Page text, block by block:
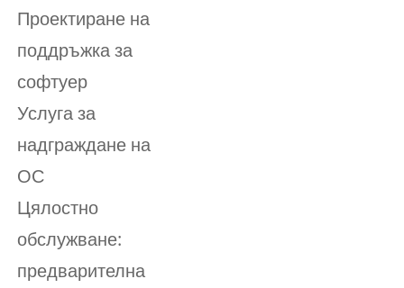
Проектиране на
поддръжка за
софтуер
Услуга за
надграждане на
ОС
Цялостно
обслужване:
предварителна